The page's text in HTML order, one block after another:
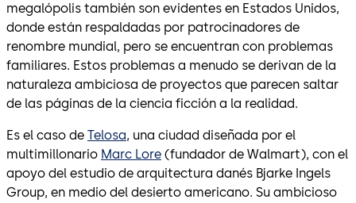
megalópolis también son evidentes en Estados Unidos,
donde están respaldadas por patrocinadores de
renombre mundial, pero se encuentran con problemas
familiares. Estos problemas a menudo se derivan de la
naturaleza ambiciosa de proyectos que parecen saltar
de las páginas de la ciencia ficción a la realidad.
Es el caso de Telosa, una ciudad diseñada por el
multimillonario Marc Lore (fundador de Walmart), con el
apoyo del estudio de arquitectura danés Bjarke Ingels
Group, en medio del desierto americano. Su ambicioso